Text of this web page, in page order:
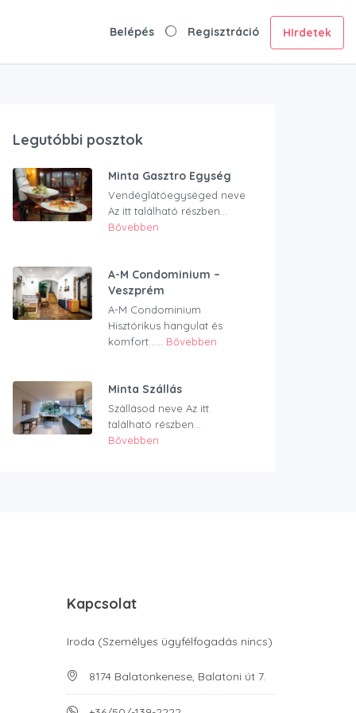
Belépés Regisztráció HIrdetek
Legutóbbi posztok
Minta Gasztro Egység
Vendéglátóegységed neve
Az itt található részben...
Bővebben
A-M Condominium –
Veszprém
A-M Condominium
Hisztórikus hangulat és
komfort…... Bővebben
Minta Szállás
Szállásod neve Az itt
található részben...
Bővebben
Kapcsolat
Iroda (Személyes ügyfélfogadás nincs)
8174 Balatonkenese, Balatoni út 7.